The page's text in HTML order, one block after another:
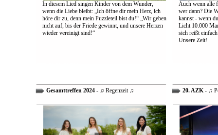
In diesem Lied singen Kinder von dem Wunder,
wenn die Liebe bleibt: „Ich öffne dir mein Herz, ich
höre dir zu, denn mein Puzzleteil bist du!“ „Wir geben
nicht auf, bis der Friede gewinnt, und unsere Herzen
wieder vereinigt sind!“
Auch wenn alle
wer dann? Die
kannst - wenn
Licht 10.000
sich reißt
Unsere Zeit!
Gesamttreffen 2024- ♫ Regenzeit ♫ 20. AZK- ♫